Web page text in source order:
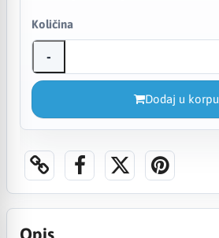
Količina
-
Dodaj u korpu
Opis